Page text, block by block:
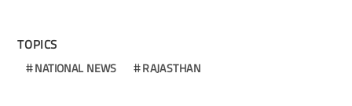
TOPICS
NATIONAL NEWS RAJASTHAN